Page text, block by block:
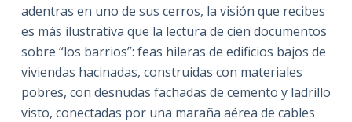
adentras en uno de sus cerros, la visión que recibes
es más ilustrativa que la lectura de cien documentos
sobre “los barrios”: feas hileras de edificios bajos de
viviendas hacinadas, construidas con materiales
pobres, con desnudas fachadas de cemento y ladrillo
visto, conectadas por una maraña aérea de cables